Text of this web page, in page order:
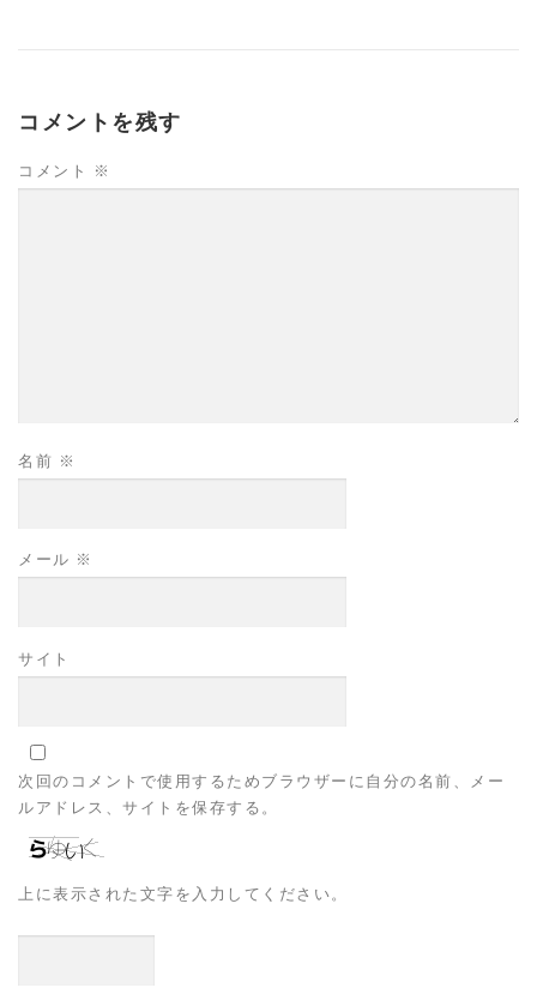
コメントを残す
コメント ※
名前 ※
メール ※
サイト
次回のコメントで使用するためブラウザーに自分の名前、メー
ルアドレス、サイトを保存する。
上に表示された文字を入力してください。